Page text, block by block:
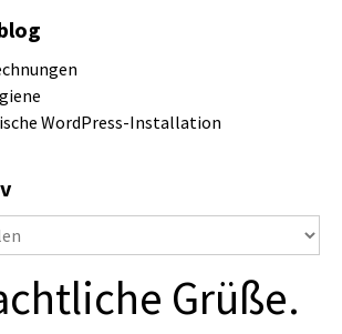
WordPress-Installation
Grüße.